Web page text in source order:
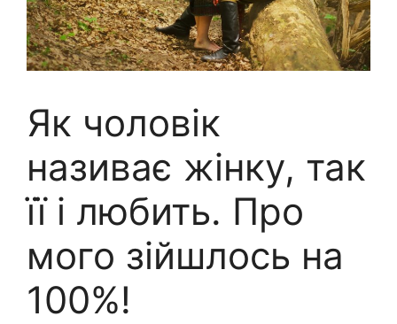
Як чоловік
називає жінку, так
її і любить. Про
мого зійшлось на
100%!